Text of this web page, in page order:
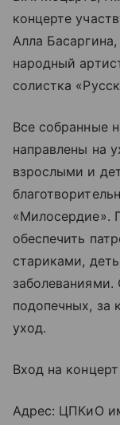
концерте
Алла
народный
солистка
Все собранные
направлены на
взрослыми и
«Милосердие».
обеспечить
стариками,
подопечных, за
уход.
Вход на
Адрес: ЦПКиО